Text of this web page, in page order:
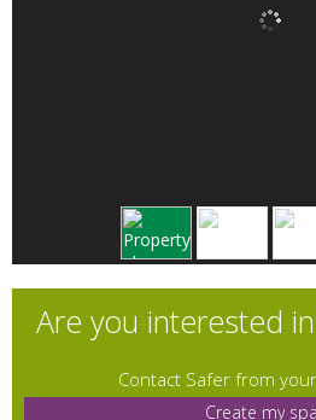
Are you interested
Contact Safer from
Create my